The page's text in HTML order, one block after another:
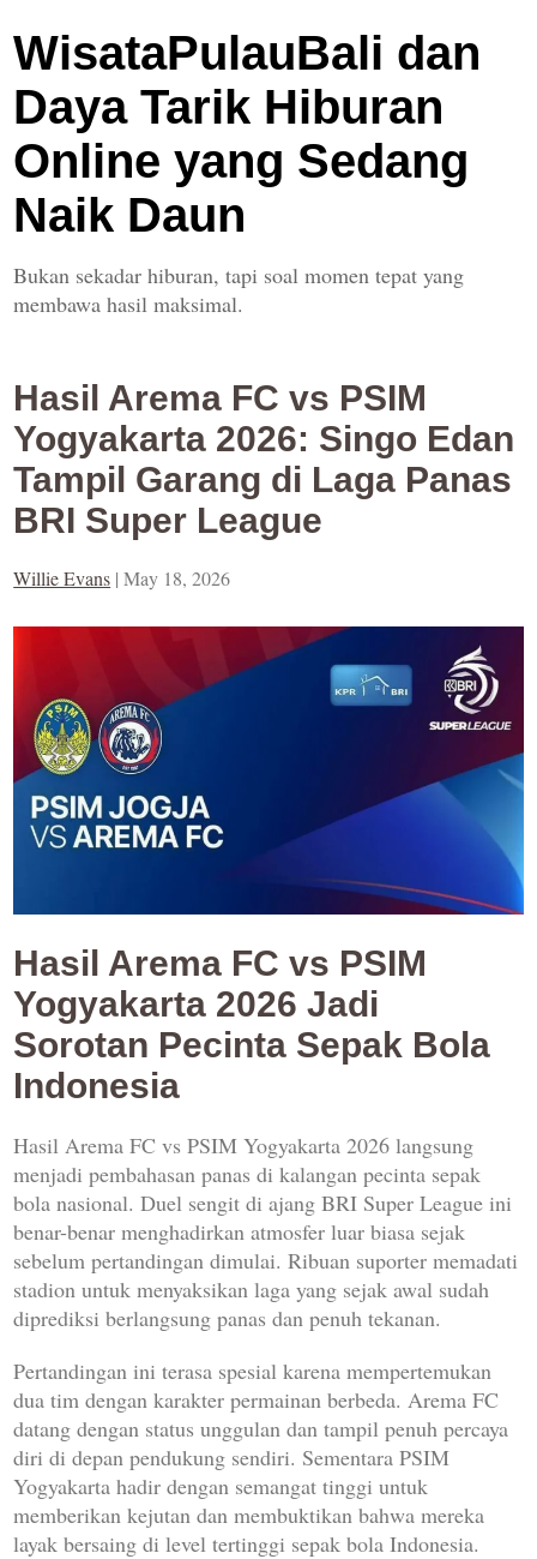
WisataPulauBali dan
Daya Tarik Hiburan
Online yang Sedang
Naik Daun
Bukan sekadar hiburan, tapi soal momen tepat yang
membawa hasil maksimal.
Hasil Arema FC vs PSIM
Yogyakarta 2026: Singo Edan
Tampil Garang di Laga Panas
BRI Super League
Willie Evans |May 18, 2026
Hasil Arema FC vs PSIM
Yogyakarta 2026 Jadi
Sorotan Pecinta Sepak Bola
Indonesia
Hasil Arema FC vs PSIM Yogyakarta 2026 langsung
menjadi pembahasan panas di kalangan pecinta sepak
bola nasional. Duel sengit di ajang BRI Super League ini
benar-benar menghadirkan atmosfer luar biasa sejak
sebelum pertandingan dimulai. Ribuan suporter memadati
stadion untuk menyaksikan laga yang sejak awal sudah
diprediksi berlangsung panas dan penuh tekanan.
Pertandingan ini terasa spesial karena mempertemukan
dua tim dengan karakter permainan berbeda. Arema FC
datang dengan status unggulan dan tampil penuh percaya
diri di depan pendukung sendiri. Sementara PSIM
Yogyakarta hadir dengan semangat tinggi untuk
memberikan kejutan dan membuktikan bahwa mereka
layak bersaing di level tertinggi sepak bola Indonesia.